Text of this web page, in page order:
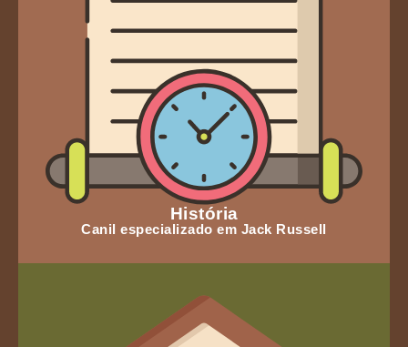
História
Canil especializado em Jack Russell